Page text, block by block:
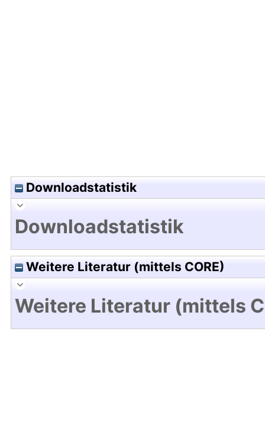
Downloadstatistik
Downloadstatistik
Weitere Literatur (mittels CORE)
Weitere Literatur (mittels